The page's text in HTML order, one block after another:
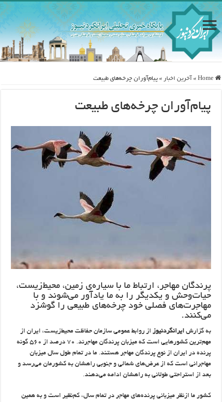
Home
» آخرین اخبار » پیام‌آوران چرخه‌های طبیعت
پیام‌آوران چرخه‌های طبیعت
پرندگان مهاجر، ارتباط ما با سیاره‌ی زمین، محیط‌زیست،
حیات‌وحش و یکدیگر را به ما یادآور می‌شوند و با
مهاجرت‌های فصلی خود چرخه‌های طبیعی را گوشزد
می‌کنند.
به گزارشایرانگردنیوز از روابط عمومی سازمان حفاظت محیط‌زیست، ایران از
مهم‌ترین کشورهایی است که میزبان پرندگان مهاجرند. ۷۰ درصد از ۵۶۰ گونه
پرنده در ایران از نوع پرندگان مهاجر هستند. ما در تمام طول سال میزبان
مهاجرانی است که از عرض‌های شمالی و جنوبی راهشان به کشورمان می‌رسد و
بعد از استراحتی طولانی به راهشان ادامه می‌دهند.
کشور ما ازنظر میزبانی پرنده‌های مهاجر در تمام سال، کم‌نظیر است و به همین